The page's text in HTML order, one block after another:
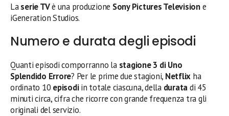
Laserie TVè una produzione Sony Pictures Televisione
iGeneration Studios.
Numero e durata degli episodi
Quanti episodi comporranno la stagione 3 di Uno
Splendido Errore? Per le prime due stagioni, Netflix ha
ordinato 10 episodiin totale ciascuna, della duratadi 45
minuti circa, cifra che ricorre con grande frequenza tra gli
originali del servizio.